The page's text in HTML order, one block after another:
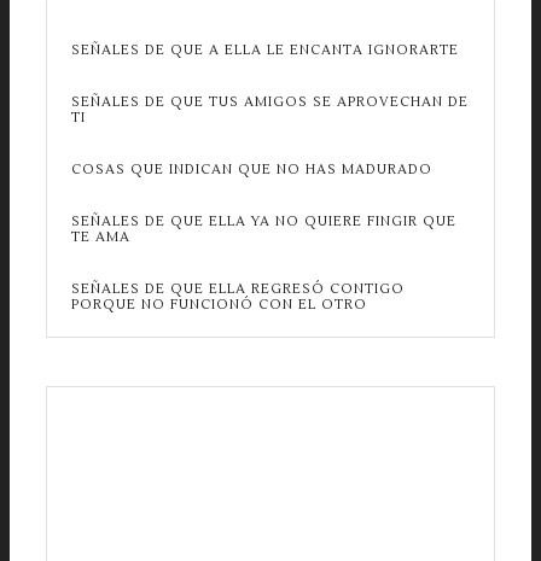
SEÑALES DE QUE A ELLA LE ENCANTA IGNORARTE
SEÑALES DE QUE TUS AMIGOS SE APROVECHAN DE
TI
COSAS QUE INDICAN QUE NO HAS MADURADO
SEÑALES DE QUE ELLA YA NO QUIERE FINGIR QUE
TE AMA
SEÑALES DE QUE ELLA REGRESÓ CONTIGO
PORQUE NO FUNCIONÓ CON EL OTRO